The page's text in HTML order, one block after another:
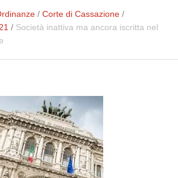
/Corte di Cassazione /
/ Società inattiva ma ancora iscritta nel